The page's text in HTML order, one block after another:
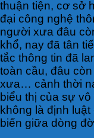
thuận tiện, cơ sở
đại công nghệ
người xưa đâu
khổ, nay đã tân
tắc thông tin đã
toàn cầu, đâu
xưa… cảnh thời
biểu thị của sự
không là định
biến giữa dòng